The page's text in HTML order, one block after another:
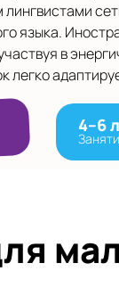
языка.
в
легко
4–6